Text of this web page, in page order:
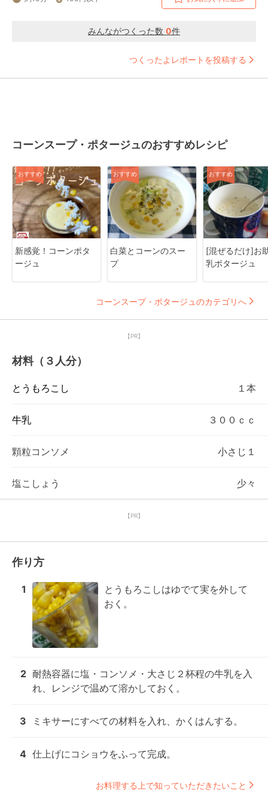
みんながつくった数 0件
つくったよレポートを投稿する
コーンスープ・ポタージュのおすすめレシピ
おすすめ
新感覚！コーンポタ
ージュ
おすすめ
白菜とコーンのスー
プ
おすすめ
[混ぜるだけ]お
乳ポタージュ
コーンスープ・ポタージュのカテゴリへ
【PR】
材料（３人分）
とうもろこし １本
牛乳 ３００ｃｃ
顆粒コンソメ 小さじ１
塩こしょう 少々
【PR】
作り方
1
とうもろこしはゆでて実を外して
おく。
2 耐熱容器に塩・コンソメ・大さじ２杯程の牛乳を入
れ、レンジで温めて溶かしておく。
3 ミキサーにすべての材料を入れ、かくはんする。
4 仕上げにコショウをふって完成。
お料理する上で知っていただきたいこと